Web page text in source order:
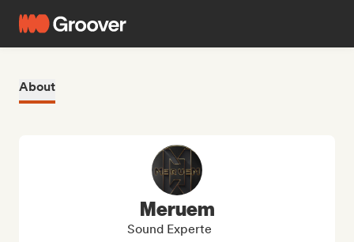
About
Meruem
Sound Experte